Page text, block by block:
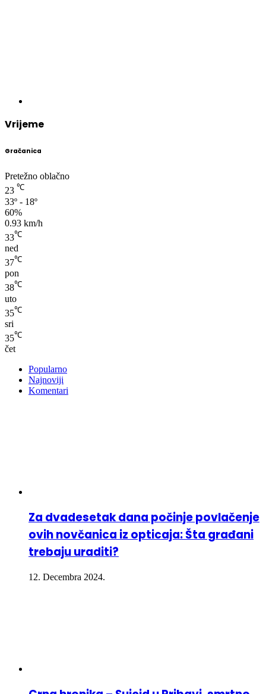
Vrijeme
Gračanica
Pretežno oblačno
23 ℃
33º - 18º
60%
0.93 km/h
33℃
ned
37℃
pon
38℃
uto
35℃
sri
35℃
čet
Popularno
Najnoviji
Komentari
Za dvadesetak dana počinje povlačenje
ovih novčanica iz opticaja: Šta građani
trebaju uraditi?
12. Decembra 2024.